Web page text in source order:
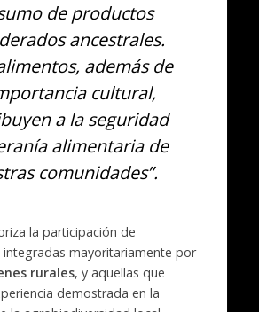
de productos
ancestrales.
además de
cultural,
a la seguridad
alimentaria de
comunidades”.
la participación de
integradas mayoritariamente por
rurales, y aquellas que
demostrada en la